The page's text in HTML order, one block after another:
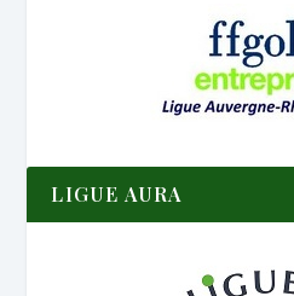
LIGUE AURA